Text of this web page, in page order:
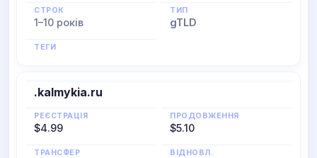
СТРОК
1–10 років
ТИП
gTLD
ТЕГИ
.kalmykia.ru
РЕЄСТРАЦІЯ
$4.99
ПРОДОВЖЕННЯ
$5.10
ТРАНСФЕР ВІДНОВЛ.